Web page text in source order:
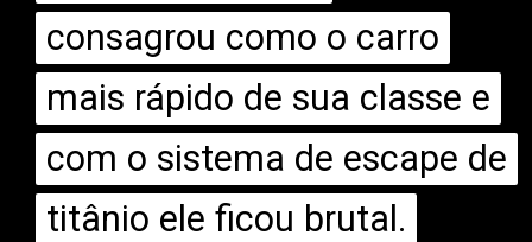
consagrou como o carro
mais rápido de sua classe e
com o sistema de escape de
titânio ele ficou brutal.
consagrou como o carro
mais rápido de sua classe e
com o sistema de escape de
titânio ele ficou brutal.